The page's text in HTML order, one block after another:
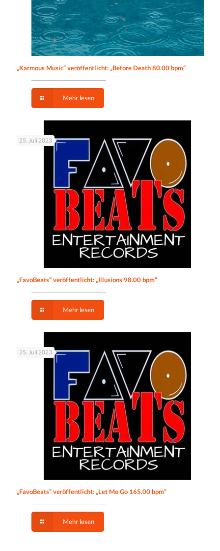
„Karmous Music“ veröffentlicht: „Before Death 80.00 bpm“
Mehr lesen
25. Juli 2023
„FavoBeats“ veröffentlicht: „Illusions 98.00 bpm“
Mehr lesen
25. Juli 2023
„FavoBeats“ veröffentlicht: „Let Me Go 165.00 bpm“
Mehr lesen